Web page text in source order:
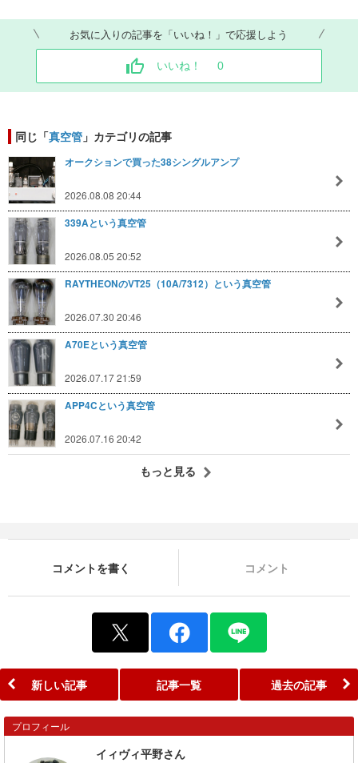
お気に入りの記事を「いいね！」で応援しよう
いいね！ 0
同じ「真空管 」カテゴリの記事
オークションで買った38シングルアンプ
2026.08.08 20:44
339Aという真空管
2026.08.05 20:52
RAYTHEONのVT25（10A/7312）という真空管
2026.07.30 20:46
A70Eという真空管
2026.07.17 21:59
APP4Cという真空管
2026.07.16 20:42
もっと見る
コメントを書く コメント
新しい記事 記事一覧 過去の記事
プロフィール
イィヴィ平野さん